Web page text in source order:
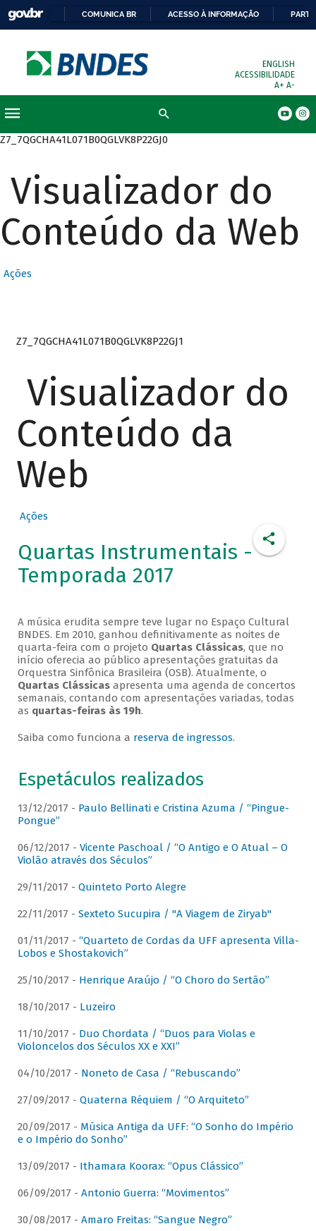
COMUNICA BR ACESSO À INFORMAÇÃO
ENGLISH
ACESSIBILIDADE
A+ A-
Z7_7QGCHA41L071B0QGLVK8P22GJ0
Visualizador do
Conteúdo da Web
Ações
Z7_7QGCHA41L071B0QGLVK8P22GJ1
Visualizador do
Conteúdo da
Web
Ações
Quartas Instrumentais -
Temporada 2017
A música erudita sempre teve lugar no Espaço Cultural
BNDES. Em 2010, ganhou definitivamente as noites de
quarta-feira com o projeto Quartas Clássicas, que no
início oferecia ao público apresentações gratuitas da
Orquestra Sinfônica Brasileira (OSB). Atualmente, o
Quartas Clássicasapresenta uma agenda de concertos
semanais, contando com apresentações variadas, todas
as quartas-feiras às 19h.
Saiba como funciona a reserva de ingressos.
Espetáculos realizados
13/12/2017 - Paulo Bellinati e Cristina Azuma / “Pingue-
Pongue”
06/12/2017 - Vicente Paschoal / “O Antigo e O Atual – O
Violão através dos Séculos”
29/11/2017 - Quinteto Porto Alegre
22/11/2017 - Sexteto Sucupira / "A Viagem de Ziryab"
01/11/2017 - “Quarteto de Cordas da UFF apresenta Villa-
Lobos e Shostakovich”
25/10/2017 - Henrique Araújo / “O Choro do Sertão”
18/10/2017 - Luzeiro
11/10/2017 - Duo Chordata / “Duos para Violas e
Violoncelos dos Séculos XX e XXI”
04/10/2017 - Noneto de Casa / “Rebuscando”
27/09/2017 - Quaterna Réquiem / “O Arquiteto”
20/09/2017 - Música Antiga da UFF: “O Sonho do Império
e o Império do Sonho”
13/09/2017 - Ithamara Koorax: “Opus Clássico”
06/09/2017 - Antonio Guerra: “Movimentos”
30/08/2017 - Amaro Freitas: “Sangue Negro”